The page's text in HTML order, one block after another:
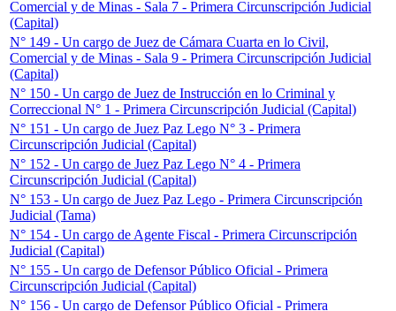
Comercial y de Minas - Sala 7 - Primera Circunscripción Judicial
(Capital)
N° 149 - Un cargo de Juez de Cámara Cuarta en lo Civil,
Comercial y de Minas - Sala 9 - Primera Circunscripción Judicial
(Capital)
N° 150 - Un cargo de Juez de Instrucción en lo Criminal y
Correccional N° 1 - Primera Circunscripción Judicial (Capital)
N° 151 - Un cargo de Juez Paz Lego N° 3 - Primera
Circunscripción Judicial (Capital)
N° 152 - Un cargo de Juez Paz Lego N° 4 - Primera
Circunscripción Judicial (Capital)
N° 153 - Un cargo de Juez Paz Lego - Primera Circunscripción
Judicial (Tama)
N° 154 - Un cargo de Agente Fiscal - Primera Circunscripción
Judicial (Capital)
N° 155 - Un cargo de Defensor Público Oficial - Primera
Circunscripción Judicial (Capital)
N° 156 - Un cargo de Defensor Público Oficial - Primera